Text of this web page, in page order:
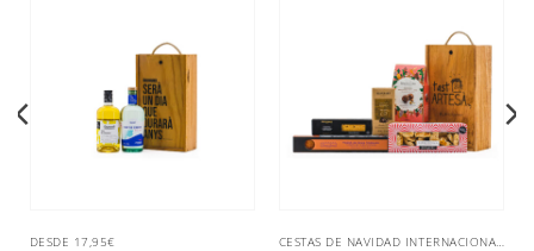
DESDE 17,95€